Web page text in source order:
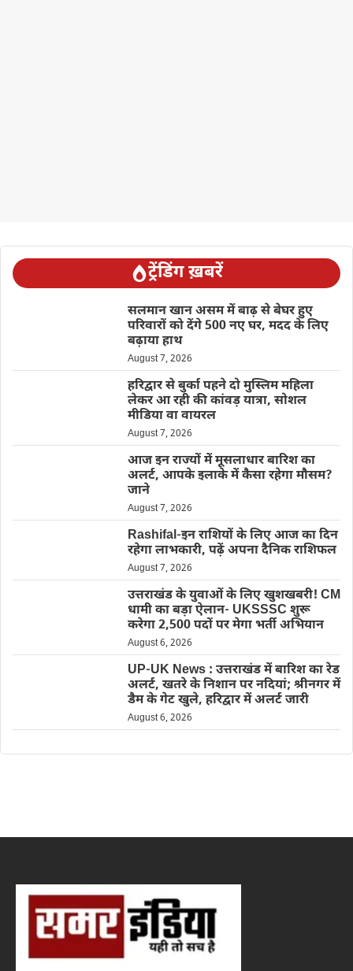
ट्रेंडिंग ख़बरें
सलमान खान असम में बाढ़ से बेघर हुए
परिवारों को देंगे 500 नए घर, मदद के लिए
बढ़ाया हाथ
August 7, 2026
हरिद्वार से बुर्का पहने दो मुस्लिम महिला
लेकर आ रही की कांवड़ यात्रा, सोशल
मीडिया वा वायरल
August 7, 2026
आज इन राज्यों में मूसलाधार बारिश का
अलर्ट, आपके इलाके में कैसा रहेगा मौसम?
जाने
August 7, 2026
Rashifal-इन राशियों के लिए आज का दिन
रहेगा लाभकारी, पढ़ें अपना दैनिक राशिफल
August 7, 2026
उत्तराखंड के युवाओं के लिए खुशखबरी! CM
धामी का बड़ा ऐलान- UKSSSC शुरू
करेगा 2,500 पदों पर मेगा भर्ती अभियान
August 6, 2026
UP-UK News : उत्तराखंड में बारिश का रेड
अलर्ट, खतरे के निशान पर नदियां; श्रीनगर में
डैम के गेट खुले, हरिद्वार में अलर्ट जारी
August 6, 2026